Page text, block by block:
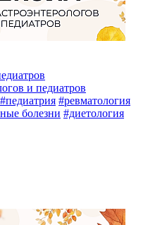
и педиатров
#педиатрия #ревматология
болезни #диетология